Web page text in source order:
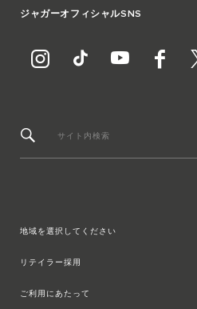
ジャガーオフィシャルSNS
サイト内検索
地域を選択してください
リテイラー採用
ご利用にあたって